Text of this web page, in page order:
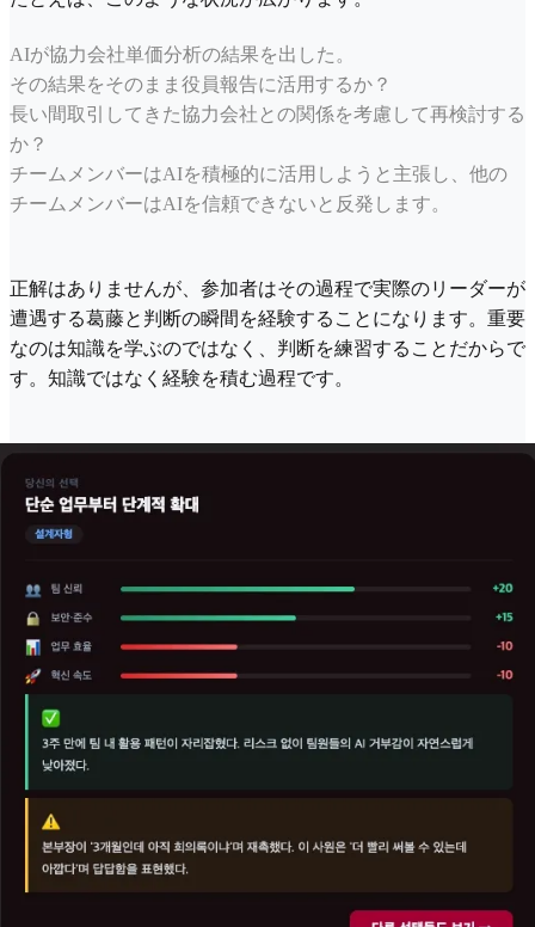
AIが協力会社単価分析の結果を出した。
その結果をそのまま役員報告に活用するか？
長い間取引してきた協力会社との関係を考慮して再検討する
か？
チームメンバーはAIを積極的に活用しようと主張し、他の
チームメンバーはAIを信頼できないと反発します。
正解はありませんが、参加者はその過程で実際のリーダーが
遭遇する葛藤と判断の瞬間を経験することになります。重要
なのは知識を学ぶのではなく、判断を練習することだからで
す。知識ではなく経験を積む過程です。